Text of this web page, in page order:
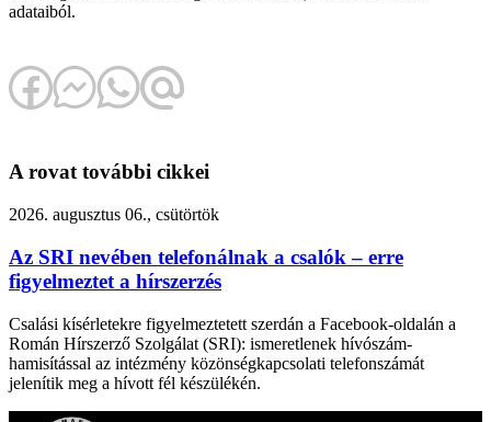
adataiból.
A rovat további cikkei
2026. augusztus 06., csütörtök
Az SRI nevében telefonálnak a csalók – erre
figyelmeztet a hírszerzés
Csalási kísérletekre figyelmeztetett szerdán a Facebook-oldalán a
Román Hírszerző Szolgálat (SRI): ismeretlenek hívószám-
hamisítással az intézmény közönségkapcsolati telefonszámát
jelenítik meg a hívott fél készülékén.